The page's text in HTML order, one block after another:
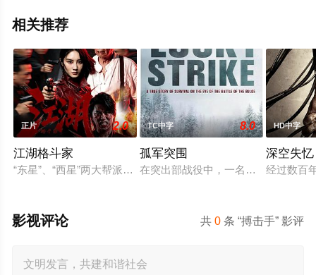
相关推荐
正片 2.0
江湖格斗家
“东星”、“西星”两大帮派一直争斗不止，文淑和静恬误入两大帮
TC中字 8.0
孤军突围
在突出部战役中，一名负伤的美军士
HD中字
深空失忆
经过数百
共0 条 “搏击手” 影评
影视评论